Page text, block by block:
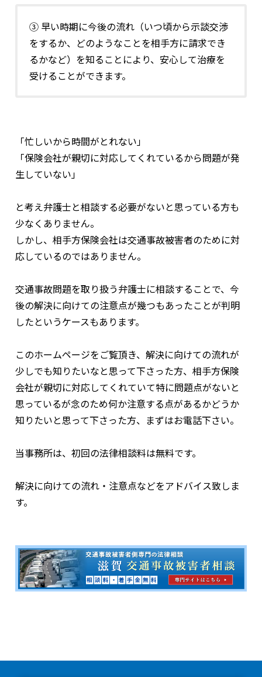
③ 早い時期に今後の流れ（いつ頃から示談交渉
をするか、どのようなことを相手方に請求でき
るかなど）を知ることにより、安心して治療を
受けることができます。
「忙しいから時間がとれない」
「保険会社が親切に対応してくれているから問題が発
生していない」
と考え弁護士と相談する必要がないと思っている方も
少なくありません。
しかし、相手方保険会社は交通事故被害者のために対
応しているのではありません。
交通事故問題を取り扱う弁護士に相談することで、今
後の解決に向けての注意点が幾つもあったことが判明
したというケースもあります。
このホームページをご覧頂き、解決に向けての流れが
少しでも知りたいなと思って下さった方、相手方保険
会社が親切に対応してくれていて特に問題点がないと
思っているが念のため何か注意する点があるかどうか
知りたいと思って下さった方、まずはお電話下さい。
当事務所は、初回の法律相談料は無料です。
解決に向けての流れ・注意点などをアドバイス致しま
す。